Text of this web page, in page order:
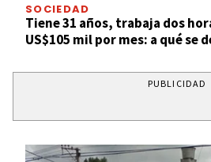
SOCIEDAD
Tiene 31 años, trabaja dos
US$105 mil por mes: a qué se
PUBLICIDAD